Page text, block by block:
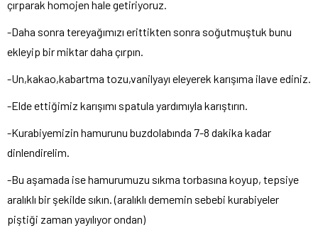
çırparak homojen hale getiriyoruz.
-Daha sonra tereyağımızı erittikten sonra soğutmuştuk bunu
ekleyip bir miktar daha çırpın.
-Un,kakao,kabartma tozu,vanilyayı eleyerek karışıma ilave ediniz.
-Elde ettiğimiz karışımı spatula yardımıyla karıştırın.
-Kurabiyemizin hamurunu buzdolabında 7-8 dakika kadar
dinlendirelim.
-Bu aşamada ise hamurumuzu sıkma torbasına koyup, tepsiye
aralıklı bir şekilde sıkın. (aralıklı dememin sebebi kurabiyeler
piştiği zaman yayılıyor ondan)